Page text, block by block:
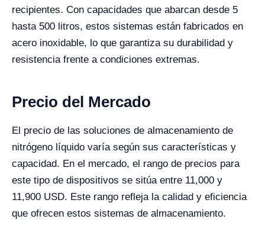
recipientes. Con capacidades que abarcan desde 5
hasta 500 litros, estos sistemas están fabricados en
acero inoxidable, lo que garantiza su durabilidad y
resistencia frente a condiciones extremas.
Precio del Mercado
El precio de las soluciones de almacenamiento de
nitrógeno líquido varía según sus características y
capacidad. En el mercado, el rango de precios para
este tipo de dispositivos se sitúa entre 11,000 y
11,900 USD. Este rango refleja la calidad y eficiencia
que ofrecen estos sistemas de almacenamiento.